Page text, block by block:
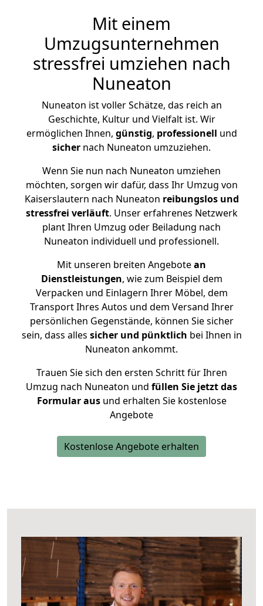
Mit einem
Umzugsunternehmen
stressfrei umziehen nach
Nuneaton
Nuneaton ist voller Schätze, das reich an
Geschichte, Kultur und Vielfalt ist. Wir
ermöglichen Ihnen, günstig, professionell und
sicher nach Nuneaton umzuziehen.
Wenn Sie nun nach Nuneaton umziehen
möchten, sorgen wir dafür, dass Ihr Umzug von
Kaiserslautern nach Nuneaton reibungslos und
stressfrei verläuft. Unser erfahrenes Netzwerk
plant Ihren Umzug oder Beiladung nach
Nuneaton individuell und professionell.
Mit unseren breiten Angebotean
Dienstleistungen, wie zum Beispiel dem
Verpacken und Einlagern Ihrer Möbel, dem
Transport Ihres Autos und dem Versand Ihrer
persönlichen Gegenstände, können Sie sicher
sein, dass alles sicher und pünktlich bei Ihnen in
Nuneaton ankommt.
Trauen Sie sich den ersten Schritt für Ihren
Umzug nach Nuneaton und füllen Sie jetzt das
Formular ausund erhalten Sie kostenlose
Angebote
Kostenlose Angebote erhalten